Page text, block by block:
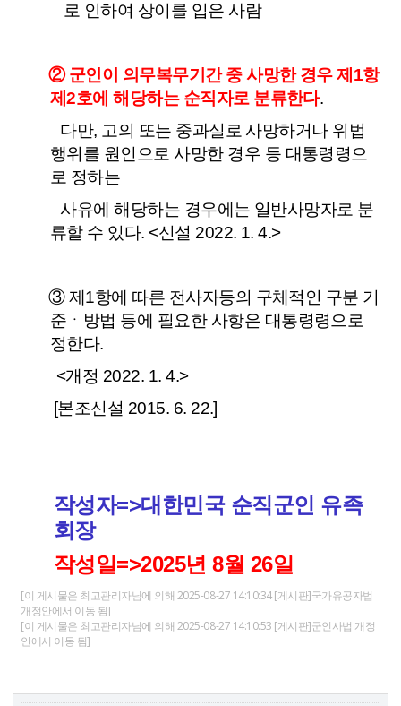
로 인하여 상이를 입은 사람
② 군인이 의무복무기간 중 사망한 경우 제1항
제2호에 해당하는 순직자로 분류한다.
다만, 고의 또는 중과실로 사망하거나 위법
행위를 원인으로 사망한 경우 등 대통령령 으
로 정하는
사유에 해당하는 경우에는 일반사망자로 분
류할 수 있다. <신설 2022. 1. 4.>
③ 제1항에 따른 전사자등의 구체적인 구분 기
준ㆍ방법 등에 필요한 사항은 대통령령 으로
정한다.
<개정 2022. 1. 4.>
[본조신설 2015. 6. 22.]
작성자=>대한민국 순직군인 유족
회장
작성일=>2025년 8월 26일
[이 게시물은 최고관리자님에 의해 2025-08-27 14:10:34 [게시판]국가유공자법
개정안에서 이동 됨]
[이 게시물은 최고관리자님에 의해 2025-08-27 14:10:53 [게시판]군인사법 개정
안에서 이동 됨]